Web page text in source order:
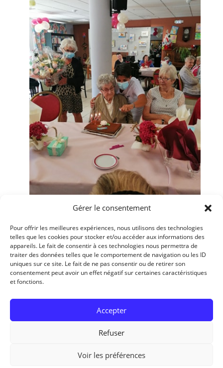
Gérer le consentement
Pour offrir les meilleures expériences, nous utilisons des technologies
telles que les cookies pour stocker et/ou accéder aux informations des
appareils. Le fait de consentir à ces technologies nous permettra de
traiter des données telles que le comportement de navigation ou les ID
uniques sur ce site. Le fait de ne pas consentir ou de retirer son
consentement peut avoir un effet négatif sur certaines caractéristiques
et fonctions.
Accepter
Refuser
Voir les préférences
Catégorie
Actualités
intercommunal du Pays des Hautes Falaises |